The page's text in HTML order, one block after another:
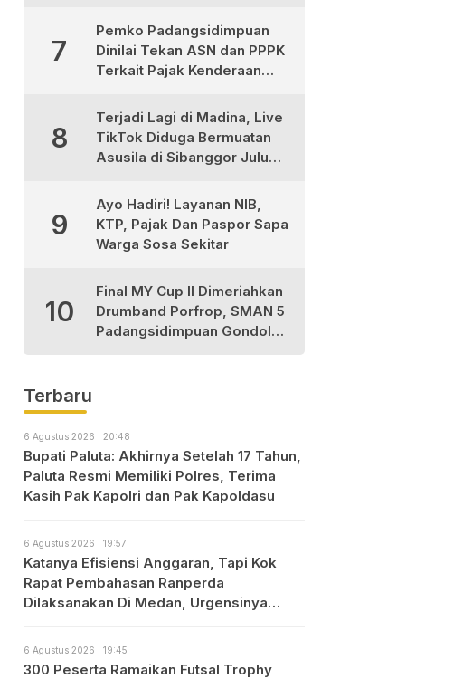
7
Pemko Padangsidimpuan
Dinilai Tekan ASN dan PPPK
Terkait Pajak Kenderaan
8
Terjadi Lagi di Madina, Live
TikTok Diduga Bermuatan
Asusila di Sibanggor Julu
Usut Tuntas
9
Ayo Hadiri! Layanan NIB,
KTP, Pajak Dan Paspor Sapa
Warga Sosa Sekitar
10
Final MY Cup II Dimeriahkan
Drumband Porfrop, SMAN 5
Padangsidimpuan Gondol
Terbaru
6 Agustus 2026 | 20:48
Bupati Paluta: Akhirnya Setelah 17 Tahun,
Paluta Resmi Memiliki Polres, Terima
Kasih Pak Kapolri dan Pak Kapoldasu
6 Agustus 2026 | 19:57
Katanya Efisiensi Anggaran, Tapi Kok
Rapat Pembahasan Ranperda
Dilaksanakan Di Medan, Urgensinya
6 Agustus 2026 | 19:45
300 Peserta Ramaikan Futsal Trophy